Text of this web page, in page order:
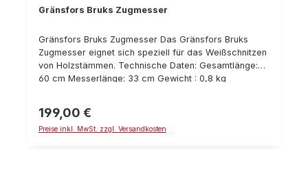
Gränsfors Bruks Zugmesser
Gränsfors Bruks Zugmesser Das Gränsfors Bruks
Zugmesser eignet sich speziell für das Weißschnitzen
von Holzstämmen. Technische Daten: Gesamtlänge:
60 cm Messerlänge: 33 cm Gewicht : 0,8 kg
Regulärer Preis:
199,00 €
Preise inkl. MwSt. zzgl. Versandkosten